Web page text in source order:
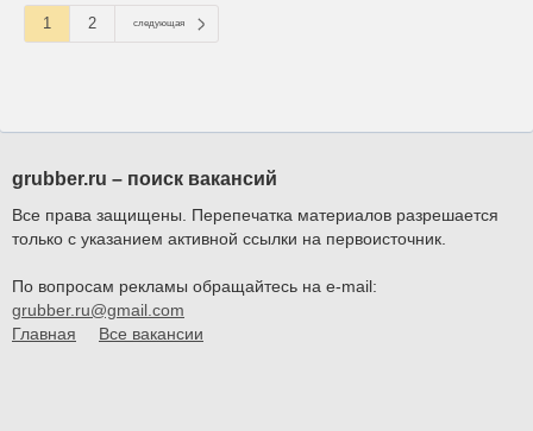
1 2 следующая
grubber.ru – поиск вакансий
Все права защищены. Перепечатка материалов разрешается
только с указанием активной ссылки на первоисточник.
По вопросам рекламы обращайтесь на e-mail:
grubber.ru@gmail.com
Главная
Все вакансии